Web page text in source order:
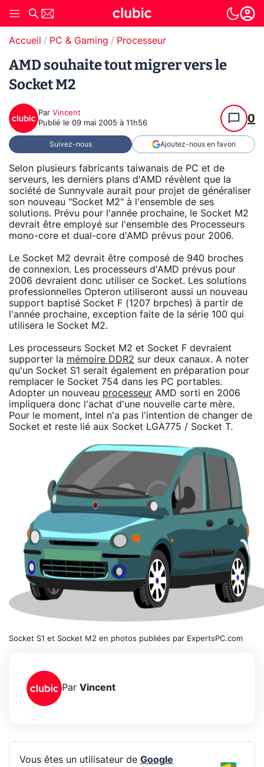
Accueil PC & Gaming Processeur
AMD souhaite tout migrer vers le
Socket M2
Par Vincent
Publié le 09 mai 2005 à 11h56 0
Suivez-nous Ajoutez-nous en favori
Selon plusieurs fabricants taiwanais de PC et de
serveurs, les derniers plans d'AMD révèlent que la
société de Sunnyvale aurait pour projet de généraliser
son nouveau "Socket M2" à l'ensemble de ses
solutions. Prévu pour l'année prochaine, le Socket M2
devrait être employé sur l'ensemble des Processeurs
mono-core et dual-core d'AMD prévus pour 2006.
Le Socket M2 devrait être composé de 940 broches
de connexion. Les processeurs d'AMD prévus pour
2006 devraient donc utiliser ce Socket. Les solutions
professionnelles Opteron utiliseront aussi un nouveau
support baptisé Socket F (1207 brpches) à partir de
l'année prochaine, exception faite de la série 100 qui
utilisera le Socket M2.
Les processeurs Socket M2 et Socket F devraient
supporter la mémoire DDR2 sur deux canaux. A noter
qu'un Socket S1 serait également en préparation pour
remplacer le Socket 754 dans les PC portables.
Adopter un nouveau processeur AMD sorti en 2006
impliquera donc l'achat d'une nouvelle carte mère.
Pour le moment, Intel n'a pas l'intention de changer de
Socket et reste lié aux Socket LGA775 / Socket T.
Socket S1 et Socket M2 en photos publiées par ExpertsPC.com
Par Vincent
Vous êtes un utilisateur de Google